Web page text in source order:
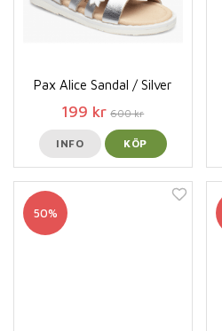
Pax Alice Sandal / Silver
199 kr 600 kr
INFO KÖP
50%